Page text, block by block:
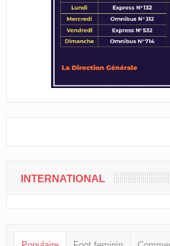
INTERNATIONAL